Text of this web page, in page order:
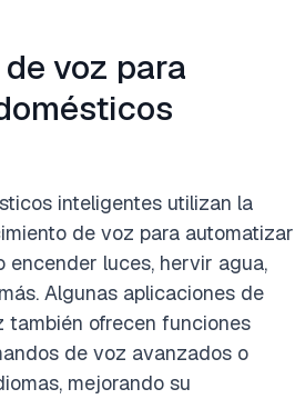
voz para
inteligentes utilizan la
de voz para automatizar
encender luces, hervir agua,
Algunas aplicaciones de
también ofrecen funciones
de voz avanzados o
mejorando su